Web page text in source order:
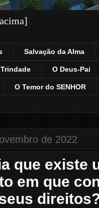
Salvação da Alma
O Deus-Pai
O Temor do SENHOR
de 2022
que existe
em que